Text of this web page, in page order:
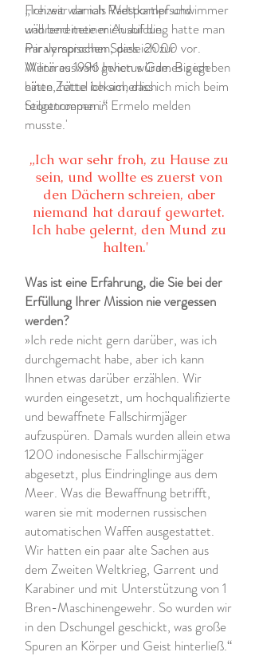
„Ich war damals Wettkampfschwimmer
und bereitete mich auf die
Paralympischen Spiele 2000 vor.
Wenn es 1996 Invictus Games gegeben
hätte, hätte ich sicherlich
teilgenommen.“
Freizeit war ich Radsportler und
während meiner Ausbildung hatte man
mir versprochen, dass ich zur
Militärauswahl gehen würde. Bis ich
einen Zettel bekam, dass ich mich beim
Stoottroepen in Ermelo melden
musste.'
„Ich war sehr froh, zu Hause zu
sein, und wollte es zuerst von
den Dächern schreien, aber
niemand hat darauf gewartet.
Ich habe gelernt, den Mund zu
halten.'
Was ist eine Erfahrung, die Sie bei der
Erfüllung Ihrer Mission nie vergessen
werden?
»Ich rede nicht gern darüber, was ich
durchgemacht habe, aber ich kann
Ihnen etwas darüber erzählen. Wir
wurden eingesetzt, um hochqualifizierte
und bewaffnete Fallschirmjäger
aufzuspüren. Damals wurden allein etwa
1200 indonesische Fallschirmjäger
abgesetzt, plus Eindringlinge aus dem
Meer. Was die Bewaffnung betrifft,
waren sie mit modernen russischen
automatischen Waffen ausgestattet.
Wir hatten ein paar alte Sachen aus
dem Zweiten Weltkrieg, Garrent und
Karabiner und mit Unterstützung von 1
Bren-Maschinengewehr. So wurden wir
in den Dschungel geschickt, was große
Spuren an Körper und Geist hinterließ.“